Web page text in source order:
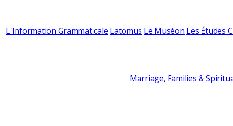
L'Information Grammaticale Latomus Le Muséon Les Études
Marriage, Families &